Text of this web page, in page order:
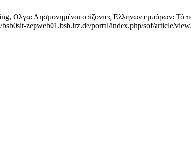
Ολγα: Λησμονημένοι ορίζοντες Ελλήνων εμπόρων:
zepweb01.bsb.lrz.de/portal/index.php/sof/article/